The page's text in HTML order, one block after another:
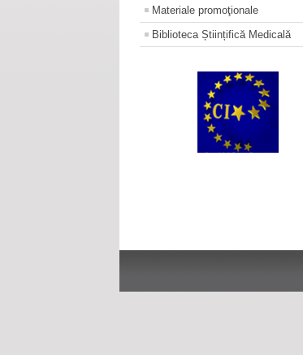
Materiale promoţionale
Biblioteca Științifică Medicală